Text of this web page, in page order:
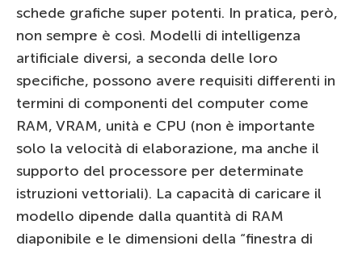
schede grafiche super potenti. In pratica, però,
non sempre è così. Modelli di intelligenza
artificiale diversi, a seconda delle loro
specifiche, possono avere requisiti differenti in
termini di componenti del computer come
RAM, VRAM, unità e CPU (non è importante
solo la velocità di elaborazione, ma anche il
supporto del processore per determinate
istruzioni vettoriali). La capacità di caricare il
modello dipende dalla quantità di RAM
diaponibile e le dimensioni della “finestra di